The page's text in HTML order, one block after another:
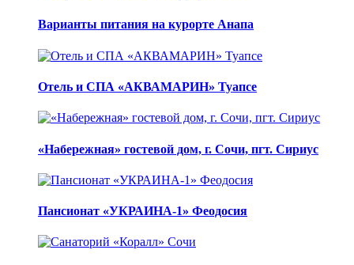
Варианты питания на курорте Анапа
Отель и СПА «АКВАМАРИН» Туапсе
«Набережная» гостевой дом, г. Сочи, пгт. Сириус
Пансионат «УКРАИНА-1» Феодосия